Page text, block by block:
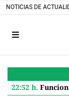
NOTICIAS DE
22:52 h. Funciones